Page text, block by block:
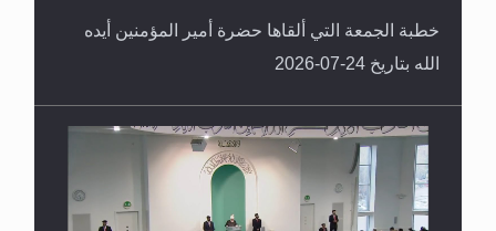
خطبة الجمعة التي ألقاها حضرة أمير المؤمنين أيده
الله بتاريخ 24-07-2026